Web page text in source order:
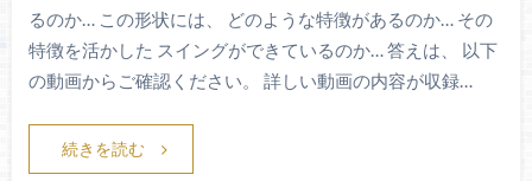
るのか… この形状には、 どのような特徴があるのか… その
特徴を活かした スイングができているのか… 答えは、 以下
の動画からご確認ください。 詳しい動画の内容が収録…
続きを読む